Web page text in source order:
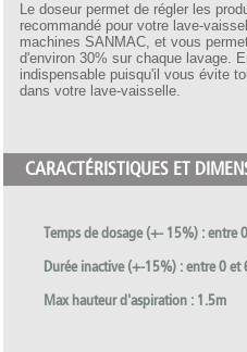
Le doseur permet de régler les
recommandé pour votre lave-
machines SANMAC, et vous
d'environ 30% sur chaque lavage.
indispensable puisqu'il vous évite
dans votre lave-vaisselle.
CARACTÉRISTIQUES ET
Temps de dosage (+- 15%) : entre
Durée inactive (+-15%) : entre 0 et
Max hauteur d'aspiration : 1.5m